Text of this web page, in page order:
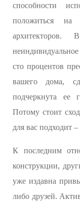
способности
положиться
сто процентов
вашего дома,
подчеркнута ее
Потому стоит
для вас подходит
К последним
конструкции,
уже издавна
либо друзей.